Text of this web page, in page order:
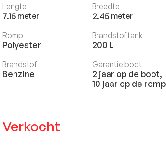
Lengte
7.15 meter
Breedte
2.45 meter
Romp
Polyester
Brandstoftank
200 L
Brandstof
Benzine
Garantie boot
2 jaar op de boot,
10 jaar op de romp
Verkocht